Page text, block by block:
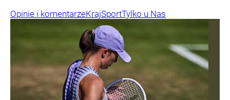
Opinie i komentarzeKrajSportTylko u Nas